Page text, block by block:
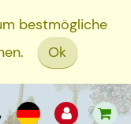
bestmögliche
Ok